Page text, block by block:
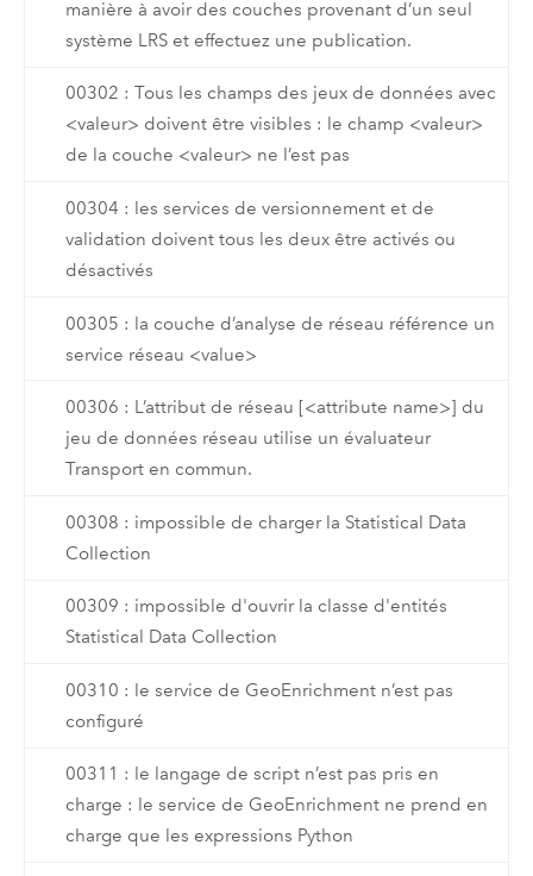
manière à avoir des couches provenant d’un seul
système LRS et effectuez une publication.
00302 : Tous les champs des jeux de données avec
<valeur> doivent être visibles : le champ <valeur>
de la couche <valeur> ne l’est pas
00304 : les services de versionnement et de
validation doivent tous les deux être activés ou
désactivés
00305 : la couche d’analyse de réseau référence un
service réseau <value>
00306 : L’attribut de réseau [<attribute name>] du
jeu de données réseau utilise un évaluateur
Transport en commun.
00308 : impossible de charger la Statistical Data
Collection
00309 : impossible d'ouvrir la classe d'entités
Statistical Data Collection
00310 : le service de GeoEnrichment n’est pas
configuré
00311 : le langage de script n’est pas pris en
charge : le service de GeoEnrichment ne prend en
charge que les expressions Python